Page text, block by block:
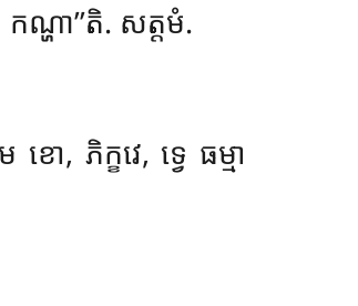
កណ្ហា’’តិ. សត្តមំ.
ោ, ភិក្ខវេ, ទ្វេ ធម្មា